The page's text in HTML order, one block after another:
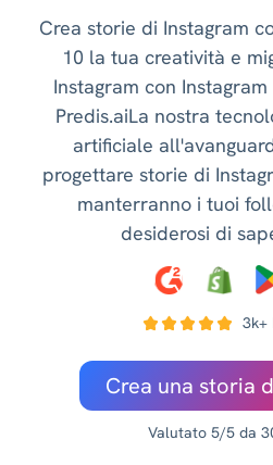
Crea storie di Instagram
10 la tua creatività e
Instagram con
Predis.aiLa nostra
artificiale
progettare storie di
manterranno i tuoi
desiderosi di
3k+
Crea una storia
Valutato 5/5 da